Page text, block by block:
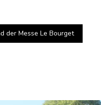
der Messe Le Bourget